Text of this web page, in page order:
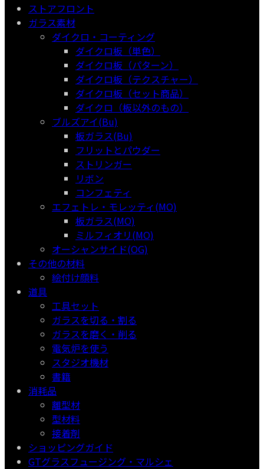
ストアフロント
ガラス素材
ダイクロ・コーティング
ダイクロ板（単色）
ダイクロ板（パターン）
ダイクロ板（テクスチャー）
ダイクロ板（セット商品）
ダイクロ（板以外のもの）
ブルズアイ(Bu)
板ガラス(Bu)
フリットとパウダー
ストリンガー
リボン
コンフェティ
エフェトレ・モレッティ(MO)
板ガラス(MO)
ミルフィオリ(MO)
オーシャンサイド(OG)
その他の材料
絵付け顔料
道具
工具セット
ガラスを切る・割る
ガラスを磨く・削る
電気炉を使う
スタジオ機材
書籍
消耗品
離型材
型材料
接着剤
ショッピングガイド
GTグラスフュージング・マルシェ